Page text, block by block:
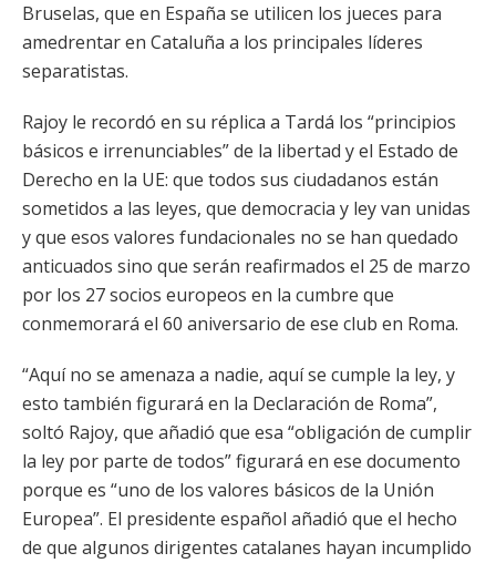
Bruselas, que en España se utilicen los jueces para
amedrentar en Cataluña a los principales líderes
separatistas.
Rajoy le recordó en su réplica a Tardá los “principios
básicos e irrenunciables” de la libertad y el Estado de
Derecho en la UE: que todos sus ciudadanos están
sometidos a las leyes, que democracia y ley van unidas
y que esos valores fundacionales no se han quedado
anticuados sino que serán reafirmados el 25 de marzo
por los 27 socios europeos en la cumbre que
conmemorará el 60 aniversario de ese club en Roma.
“Aquí no se amenaza a nadie, aquí se cumple la ley, y
esto también figurará en la Declaración de Roma”,
soltó Rajoy, que añadió que esa “obligación de cumplir
la ley por parte de todos” figurará en ese documento
porque es “uno de los valores básicos de la Unión
Europea”. El presidente español añadió que el hecho
de que algunos dirigentes catalanes hayan incumplido